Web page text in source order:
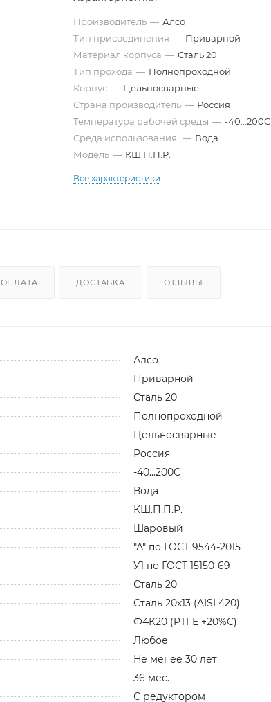
Производитель — Алсо
Тип присоединения — Приварной
Материал корпуса — Сталь 20
Тип прохода — Полнопроходной
Корпус — Цельносварные
Страна производитель — Россия
Температура рабочей среды — -40...200С
Среда использования — Вода
Модель — КШ.П.П.Р.
Все характеристики
ОПЛАТА ДОСТАВКА ОТЗЫВЫ
Алсо
Приварной
Сталь 20
Полнопроходной
Цельносварные
Россия
-40...200С
Вода
КШ.П.П.Р.
Шаровый
"А" по ГОСТ 9544-2015
У1 по ГОСТ 15150-69
Сталь 20
Сталь 20х13 (AISI 420)
Ф4К20 (PTFE +20%C)
Любое
Не менее 30 лет
36 мес.
С редуктором